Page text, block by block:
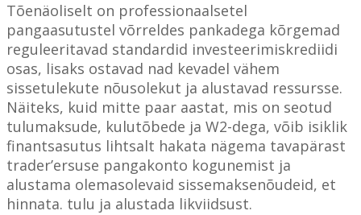
Tõenäoliselt on professionaalsetel
pangaasutustel võrreldes pankadega kõrgemad
reguleeritavad standardid investeerimiskrediidi
osas, lisaks ostavad nad kevadel vähem
sissetulekute nõusolekut ja alustavad ressursse.
Näiteks, kuid mitte paar aastat, mis on seotud
tulumaksude, kulutõbede ja W2-dega, võib isiklik
finantsasutus lihtsalt hakata nägema tavapärast
trader’ersuse pangakonto kogunemist ja
alustama olemasolevaid sissemaksenõudeid, et
hinnata. tulu ja alustada likviidsust.